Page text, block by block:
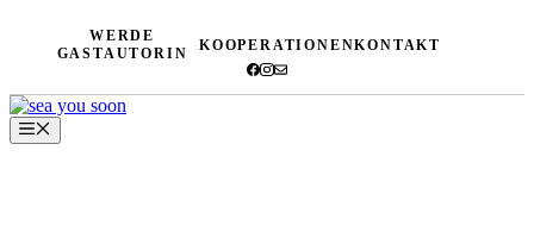
springen
WERDE
GASTAUTORIN
KOOPERATIONENKONTAKT
Menü